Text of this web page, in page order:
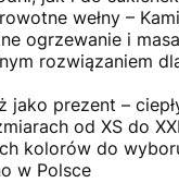
wełny –
ogrzewanie i
rozwiązaniem
jako prezent –
od XS do
kolorów do
w Polsce